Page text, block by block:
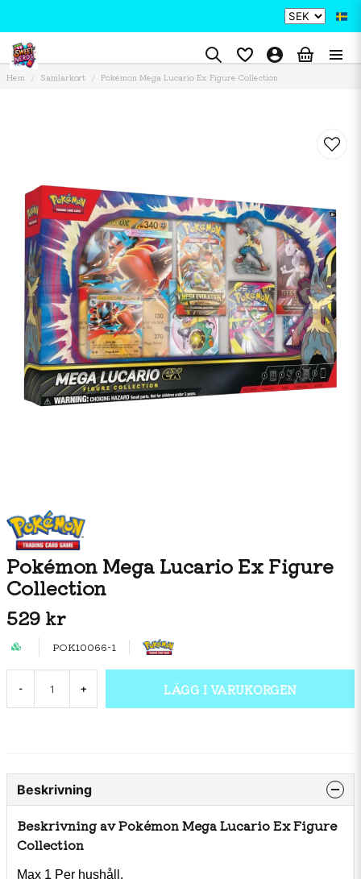
Hem Samlarkort Pokémon Mega Lucario Ex Figure Collection
Pokémon Mega Lucario Ex Figure
Collection
529 kr
POK10066-1
- + LÄGG I VARUKORGEN
Beskrivning
Beskrivning av Pokémon Mega Lucario Ex Figure
Collection
Max 1 Per hushåll.